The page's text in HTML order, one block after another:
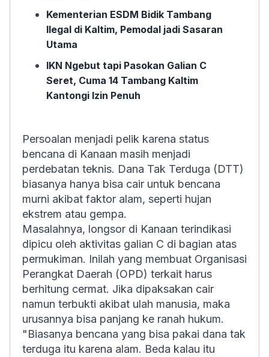
Kementerian ESDM Bidik Tambang
Ilegal di Kaltim, Pemodal jadi Sasaran
Utama
IKN Ngebut tapi Pasokan Galian C
Seret, Cuma 14 Tambang Kaltim
Kantongi Izin Penuh
Persoalan menjadi pelik karena status
bencana di Kanaan masih menjadi
perdebatan teknis. Dana Tak Terduga (DTT)
biasanya hanya bisa cair untuk bencana
murni akibat faktor alam, seperti hujan
ekstrem atau gempa.
Masalahnya, longsor di Kanaan terindikasi
dipicu oleh aktivitas galian C di bagian atas
permukiman. Inilah yang membuat Organisasi
Perangkat Daerah (OPD) terkait harus
berhitung cermat. Jika dipaksakan cair
namun terbukti akibat ulah manusia, maka
urusannya bisa panjang ke ranah hukum.
"Biasanya bencana yang bisa pakai dana tak
terduga itu karena alam. Beda kalau itu